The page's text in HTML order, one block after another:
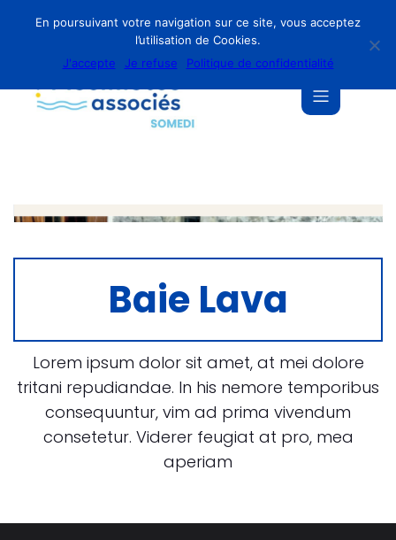
Baie Lava
Lorem ipsum dolor sit amet, at mei dolore
tritani repudiandae. In his nemore temporibus
consequuntur, vim ad prima vivendum
consetetur. Viderer feugiat at pro, mea
aperiam
En poursuivant votre navigation sur ce site, vous acceptez
l’utilisation de Cookies.
J'accepte
Je refuse Politique de confidentialité